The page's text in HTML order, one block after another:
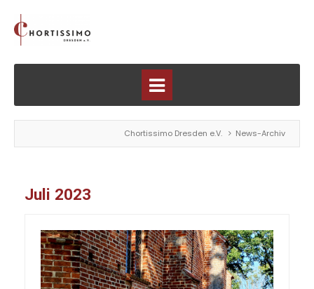
Chortissimo Dresden e.V. News-Archiv
Juli 2023